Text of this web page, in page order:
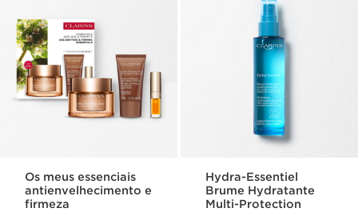
Os meus essenciais
antienvelhecimento e
firmeza
Hydra-Essentiel
Brume Hydratante
Multi-Protection